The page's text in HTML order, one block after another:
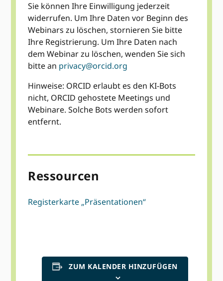
Sie können Ihre Einwilligung jederzeit
widerrufen. Um Ihre Daten vor Beginn des
Webinars zu löschen, stornieren Sie bitte
Ihre Registrierung. Um Ihre Daten nach
dem Webinar zu löschen, wenden Sie sich
bitte an privacy@orcid.org
Hinweise: ORCID erlaubt es den KI-Bots
nicht, ORCID gehostete Meetings und
Webinare. Solche Bots werden sofort
entfernt.
Ressourcen
Registerkarte „Präsentationen“
ZUM KALENDER HINZUFÜGEN